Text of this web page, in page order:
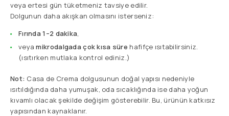
veya ertesi gün tüketmeniz tavsiye edilir.
Dolgunun daha akışkan olmasını isterseniz:
Fırında 1–2 dakika,
veyamikrodalgada çok kısa süre hafifçe ısıtabilirsiniz.
(ısıtırken mutlaka kontrol ediniz.)
Not: Casa de Crema dolgusunun doğal yapısı nedeniyle
ısıtıldığında daha yumuşak, oda sıcaklığında ise daha yoğun
kıvamlı olacak şekilde değişim gösterebilir. Bu, ürünün katkısız
yapısından kaynaklanır.